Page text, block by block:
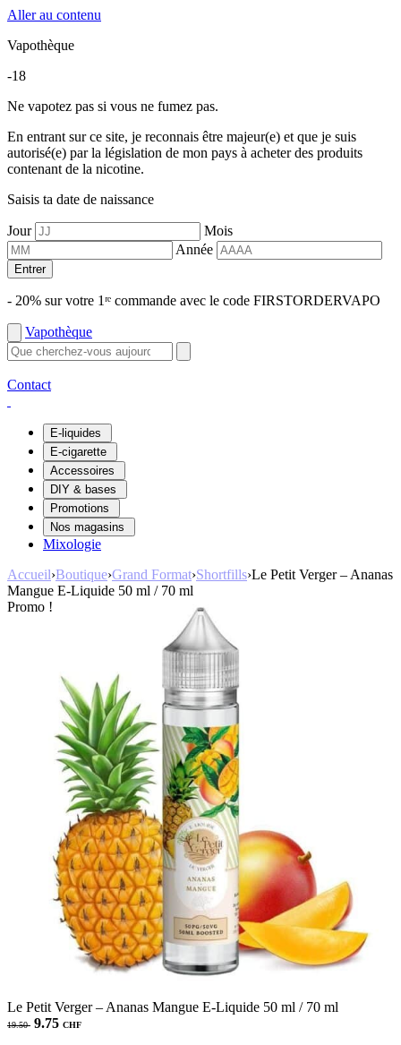
Aller au contenu
Vapothèque
-18
Ne vapotez pas si vous ne fumez pas.
En entrant sur ce site, je reconnais être majeur(e) et que je suis
autorisé(e) par la législation de mon pays à acheter des produits
contenant de la nicotine.
Saisis ta date de naissance
Jour
Mois
Année
Entrer
- 20% sur votre 1ʳᵉ commande avec le code FIRSTORDERVAPO
Vapothèque
Contact
E-liquides
E-cigarette
Accessoires
DIY & bases
Promotions
Nos magasins
Mixologie
Accueil›Boutique›Grand Format›Shortfills›Le Petit Verger – Ananas
Mangue E-Liquide 50 ml / 70 ml
Promo !
Le Petit Verger – Ananas Mangue E-Liquide 50 ml / 70 ml
19.50 Le
9.75 CHFLe